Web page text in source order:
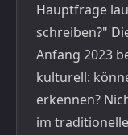
Hauptfrage
schreiben?"
Anfang 2023
kulturell:
erkennen?
im